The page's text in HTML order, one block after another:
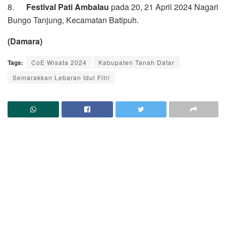
8. Festival Pati Ambalau pada 20, 21 April 2024 Nagari
Bungo Tanjung, Kecamatan Batipuh.
(Damara)
Tags: CoE Wisata 2024
Kabupaten Tanah Datar
Semarakkan Lebaran Idul Fitri